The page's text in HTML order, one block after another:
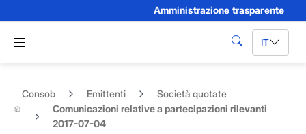
Amministrazione trasparente
Apri menu di navigazione
cerca IT
Consob Emittenti
Società quotate
Comunicazioni relative a partecipazioni rilevanti
2017-07-04